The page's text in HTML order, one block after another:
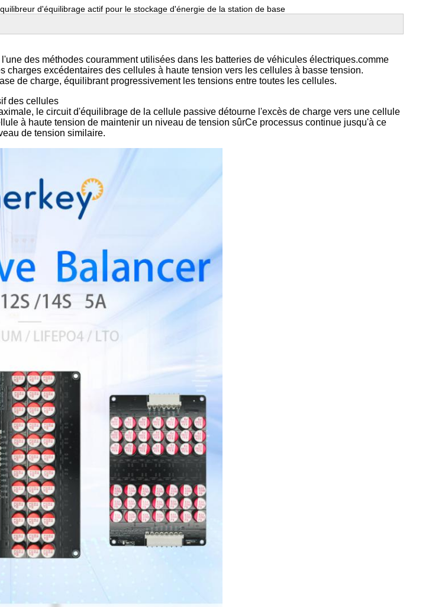
d'équilibrage actif pour le stockage d'énergie de la station de base
des méthodes couramment utilisées dans les batteries de véhicules électriques.comme
charges excédentaires des cellules à haute tension vers les cellules à basse tension.
de charge, équilibrant progressivement les tensions entre toutes les cellules.
des cellules
le circuit d'équilibrage de la cellule passive détourne l'excès de charge vers une cellule
à haute tension de maintenir un niveau de tension sûrCe processus continue jusqu'à ce
de tension similaire.